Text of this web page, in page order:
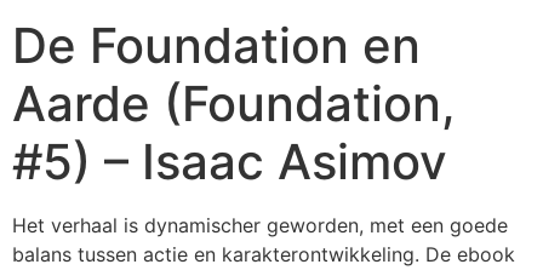
De Foundation en
Aarde (Foundation,
#5) – Isaac Asimov
Het verhaal is dynamischer geworden, met een goede
balans tussen actie en karakterontwikkeling. De ebook